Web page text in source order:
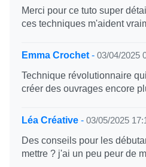
Merci pour ce tuto super
ces techniques m'aident
Emma Crochet - 03/04/2025
Technique révolutionnaire
créer des ouvrages encore
Léa Créative - 03/05/2025
Des conseils pour les
mettre ? j'ai un peu peur de